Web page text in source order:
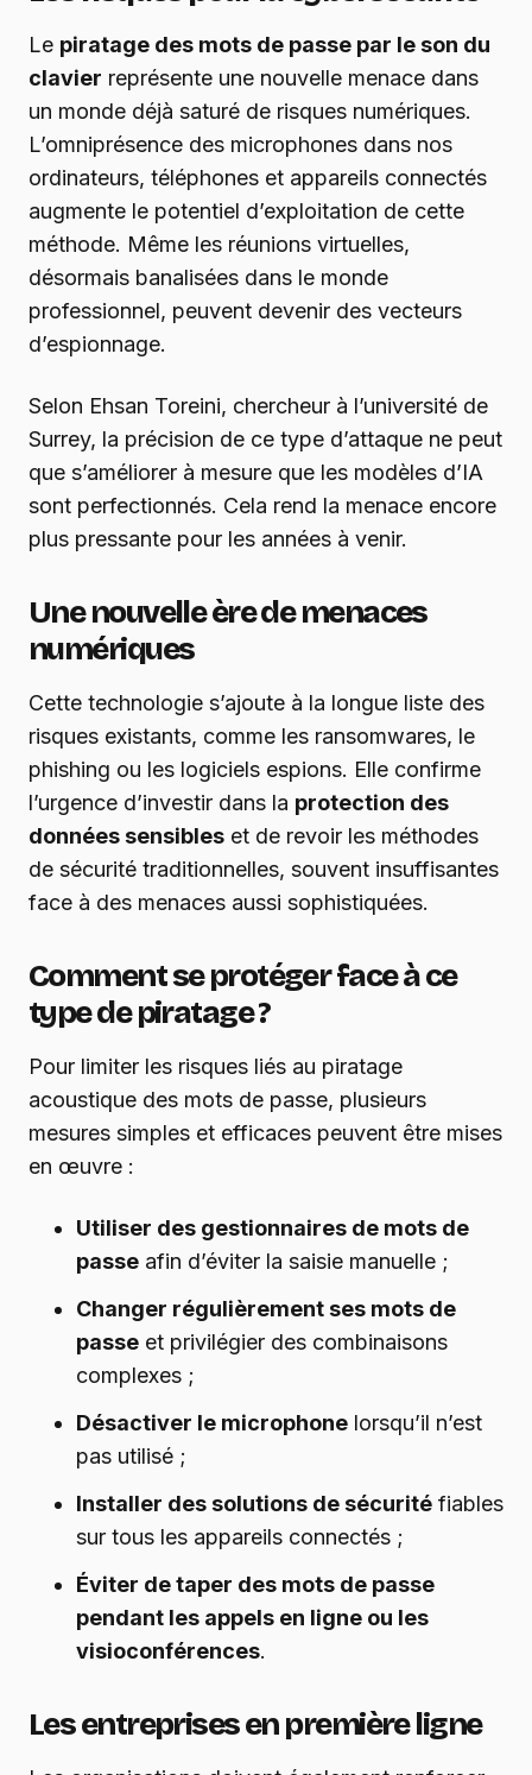
Le piratage des mots de passe par le son du
clavier représente une nouvelle menace dans
un monde déjà saturé de risques numériques.
L’omniprésence des microphones dans nos
ordinateurs, téléphones et appareils connectés
augmente le potentiel d’exploitation de cette
méthode. Même les réunions virtuelles,
désormais banalisées dans le monde
professionnel, peuvent devenir des vecteurs
d’espionnage.
Selon Ehsan Toreini, chercheur à l’université de
Surrey, la précision de ce type d’attaque ne peut
que s’améliorer à mesure que les modèles d’IA
sont perfectionnés. Cela rend la menace encore
plus pressante pour les années à venir.
Une nouvelle ère de menaces
numériques
Cette technologie s’ajoute à la longue liste des
risques existants, comme les ransomwares, le
phishing ou les logiciels espions. Elle confirme
l’urgence d’investir dans la protection des
données sensibles et de revoir les méthodes
de sécurité traditionnelles, souvent insuffisantes
face à des menaces aussi sophistiquées.
Comment se protéger face à ce
type de piratage ?
Pour limiter les risques liés au piratage
acoustique des mots de passe, plusieurs
mesures simples et efficaces peuvent être mises
en œuvre :
Utiliser des gestionnaires de mots de
passe afin d’éviter la saisie manuelle ;
Changer régulièrement ses mots de
passe et privilégier des combinaisons
complexes ;
Désactiver le microphone lorsqu’il n’est
pas utilisé ;
Installer des solutions de sécurité fiables
sur tous les appareils connectés ;
Éviter de taper des mots de passe
pendant les appels en ligne ou les
visioconférences.
Les entreprises en première ligne